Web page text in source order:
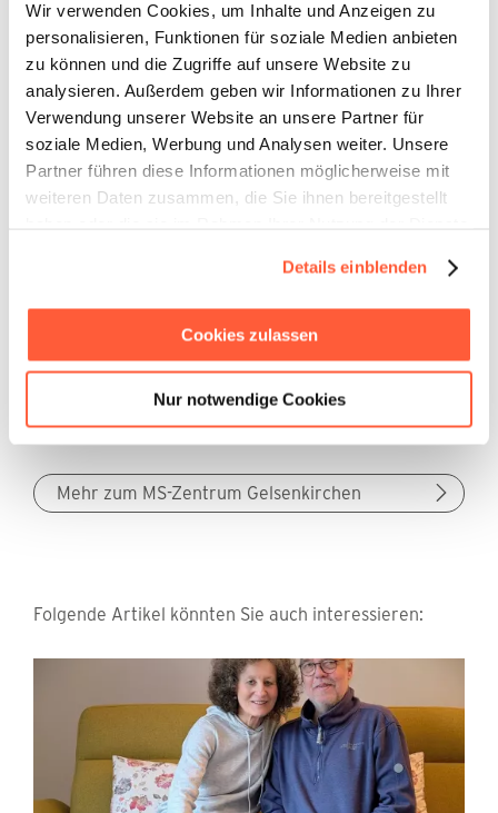
Wir verwenden Cookies, um Inhalte und Anzeigen zu
personalisieren, Funktionen für soziale Medien anbieten
zu können und die Zugriffe auf unsere Website zu
analysieren. Außerdem geben wir Informationen zu Ihrer
Verwendung unserer Website an unsere Partner für
soziale Medien, Werbung und Analysen weiter. Unsere
Partner führen diese Informationen möglicherweise mit
weiteren Daten zusammen, die Sie ihnen bereitgestellt
Details einblenden
Cookies zulassen
Nur notwendige Cookies
verlaufsmodifizierenden Therapie und zur
Symptomatischen Therapie sowie eine enge
Zusammenarbeit mit der DMSG sind wichtige
Bedingungen für die Auszeichnung mit dem DMSG-
Zertifikat.
Die Immunadsorption oder auch der
Plasmaaustausch sind nach den Leitlinien der
Schüben indiziert. Mit dem Evangelischen Klinikum
zertifiziertes MS-Zentrum hinzugekommen. Die
Tryptophan-Immunadsorption und die Gerätetechnik
Plasauto Sigma werden dort ab sofort zur Therapie
der MS und anderer autoimmunologischer
Mehr zum MS-Zentrum Gelsenkirchen
Folgende Artikel könnten Sie auch interessieren: